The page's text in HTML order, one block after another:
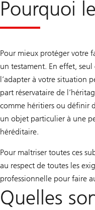
Pourquoi
Pour mieux protéger votre
un testament. En effet,
l’adapter à votre situation
part réservataire de
comme héritiers ou définir
un objet particulier à une
héréditaire.
Pour maîtriser toutes ces
au respect de toutes les
professionnelle pour faire
Quelles